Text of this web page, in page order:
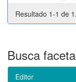
Resultado 1-1 de 1.
Busca
Editor